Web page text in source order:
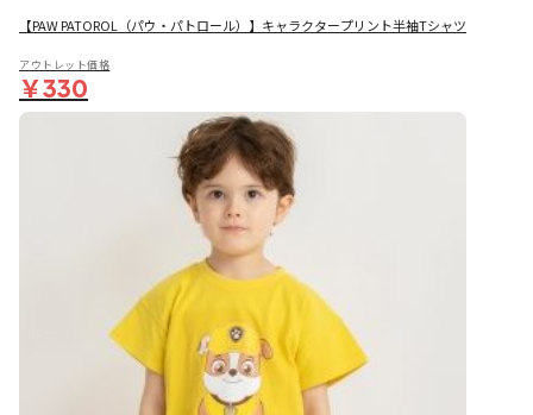
【PAW PATOROL（パウ・パトロール）】キャラクタープリント半袖Tシャツ
アウトレット価格
￥330